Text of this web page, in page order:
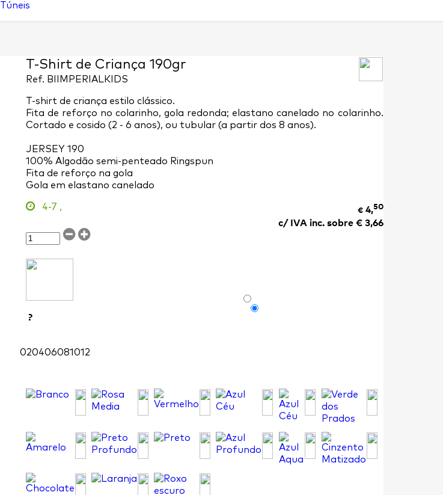
Túneis
T-Shirt de Criança 190gr
Ref. BIIMPERIALKIDS
T-shirt de criança estilo clássico.
Fita de reforço no colarinho, gola redonda; elastano canelado no colarinho.
Cortado e cosido (2 - 6 anos), ou tubular (a partir dos 8 anos).
JERSEY 190
100% Algodão semi-penteado Ringspun
Fita de reforço na gola
Gola em elastano canelado
4-7 , €4,50
c/ IVA inc. sobre €3,66
?
020406081012